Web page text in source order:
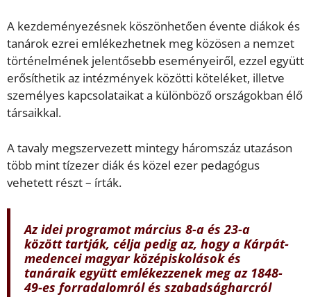
A kezdeményezésnek köszönhetően évente diákok és
tanárok ezrei emlékezhetnek meg közösen a nemzet
történelmének jelentősebb eseményeiről, ezzel együtt
erősíthetik az intézmények közötti köteléket, illetve
személyes kapcsolataikat a különböző országokban élő
társaikkal.
A tavaly megszervezett mintegy háromszáz utazáson
több mint tízezer diák és közel ezer pedagógus
vehetett részt – írták.
Az idei programot március 8-a és 23-a
között tartják, célja pedig az, hogy a Kárpát-
medencei magyar középiskolások és
tanáraik együtt emlékezzenek meg az 1848-
49-es forradalomról és szabadságharcról